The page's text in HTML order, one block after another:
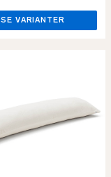
SE VARIANTER